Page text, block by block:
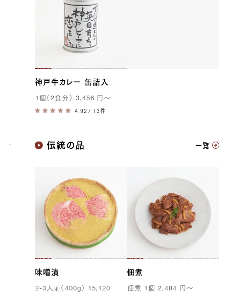
神戸牛カレー 缶詰入
1 個（ 2食分） 3,456 円 〜
/ 13件
神戸牛
伝統の品 一覧
味噌漬
2-3 人前（ 400g ）
15,120
佃煮
佃煮 1個2,484 円 〜